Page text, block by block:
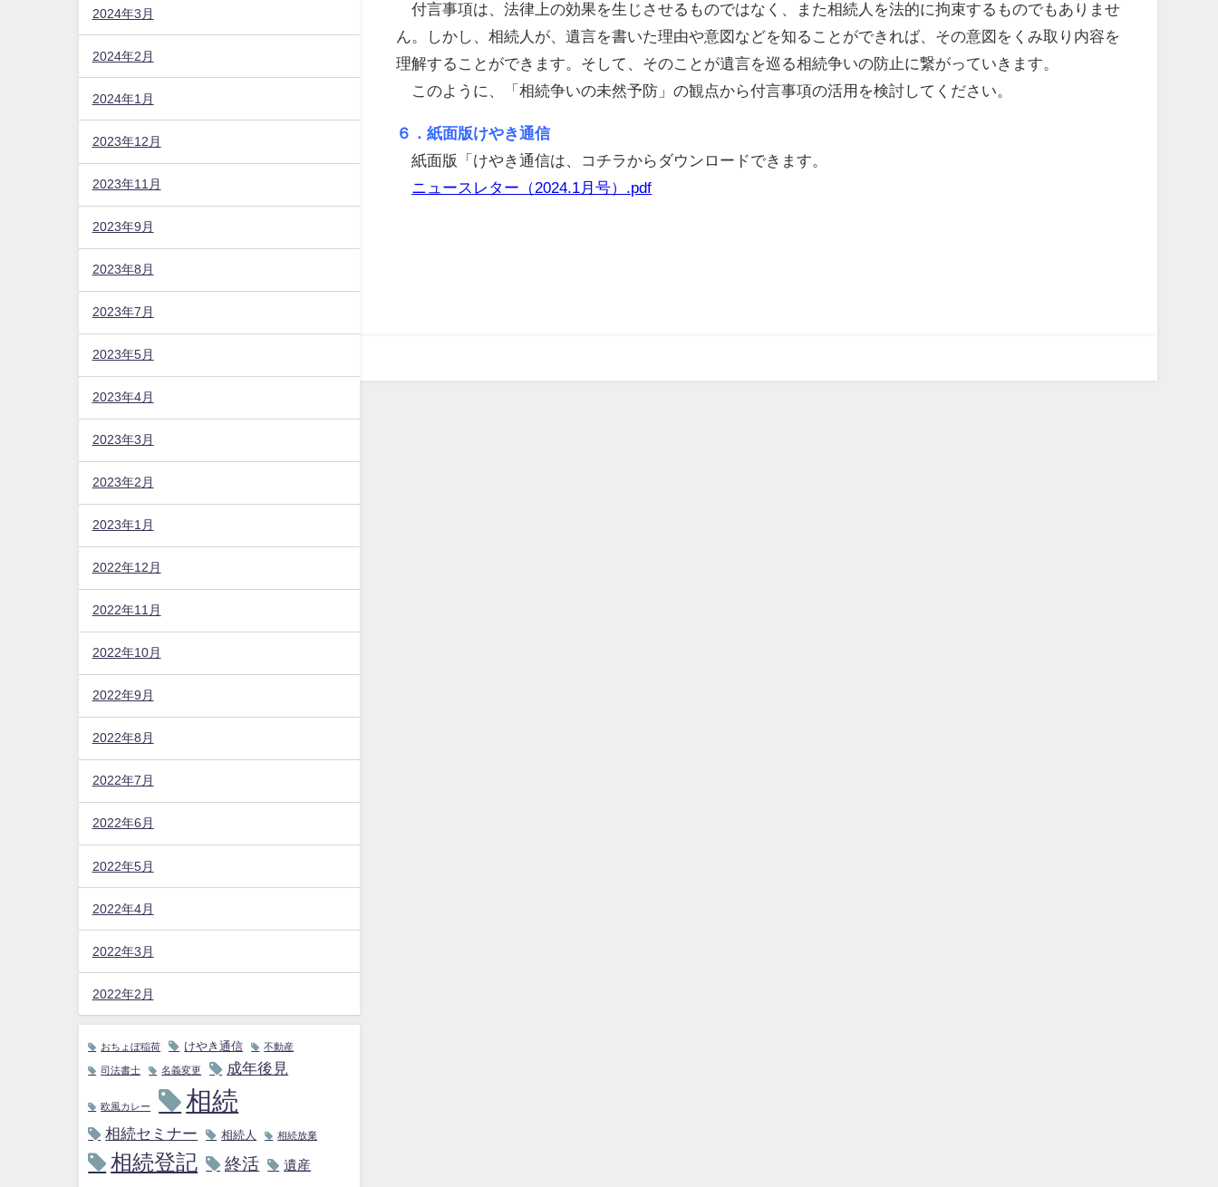
付言事項は、法律上の効果を生じさせるものではなく、また相続人を法的に拘束するものでもありませ
ん。しかし、相続人が、遺言を書いた理由や意図などを知ることができれば、その意図をくみ取り内容を
理解することができます。そして、そのことが遺言を巡る相続争いの防止に繋がっていきます。
このように、「相続争いの未然予防」の観点から付言事項の活用を検討してください。
６．紙面版けやき通信
紙面版「けやき通信は、コチラからダウンロードできます。
ニュースレター（2024.1月号）.pdf
2024年3月
2024年2月
2024年1月
2023年12月
2023年11月
2023年9月
2023年8月
2023年7月
2023年5月
2023年4月
2023年3月
2023年2月
2023年1月
2022年12月
2022年11月
2022年10月
2022年9月
2022年8月
2022年7月
2022年6月
2022年5月
2022年4月
2022年3月
2022年2月
おちょぼ稲荷 けやき通信 不動産
司法書士 名義変更 成年後見
欧風カレー 相続
相続セミナー 相続人 相続放棄
相続登記 終活 遺産